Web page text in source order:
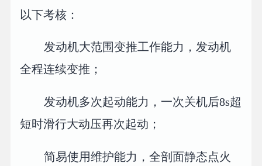
以下考核：
发动机大范围变推工作能力，发动机
全程连续变推；
发动机多次起动能力，一次关机后8s超
短时滑行大动压再次起动；
简易使用维护能力，全剖面静态点火